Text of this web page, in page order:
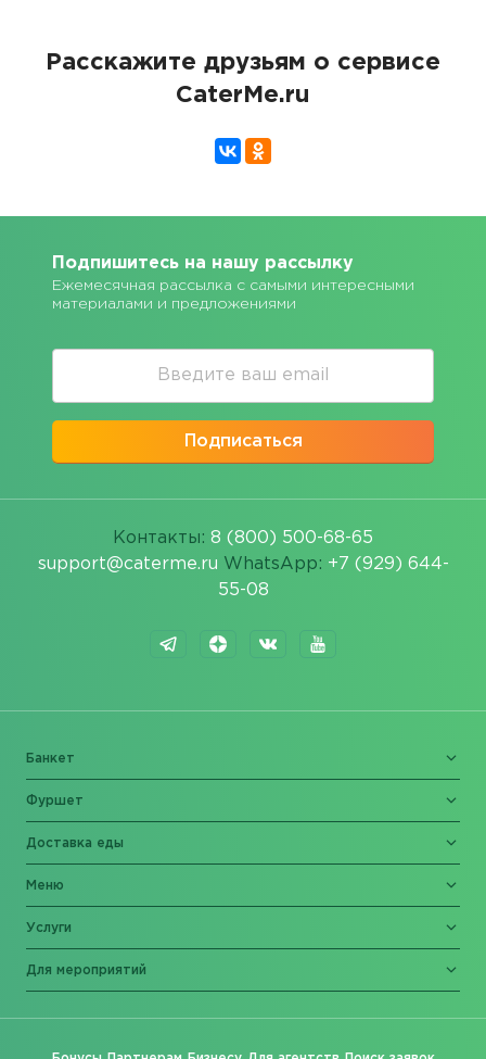
Расскажите друзьям о сервисе
CaterMe.ru
Подпишитесь на нашу рассылку
Ежемесячная рассылка с самыми интересными
материалами и предложениями
Подписаться
Контакты: 8 (800) 500-68-65
support@caterme.ru WhatsApp: +7 (929) 644-
55-08
Банкет
Фуршет
Доставка еды
Меню
Услуги
Для мероприятий